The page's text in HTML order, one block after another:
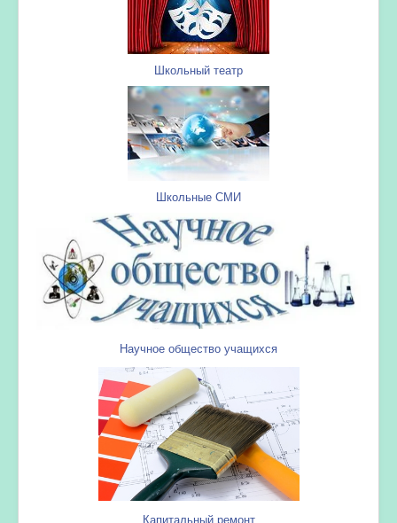
Школьный театр
Школьные СМИ
Научное общество учащихся
Капитальный ремонт